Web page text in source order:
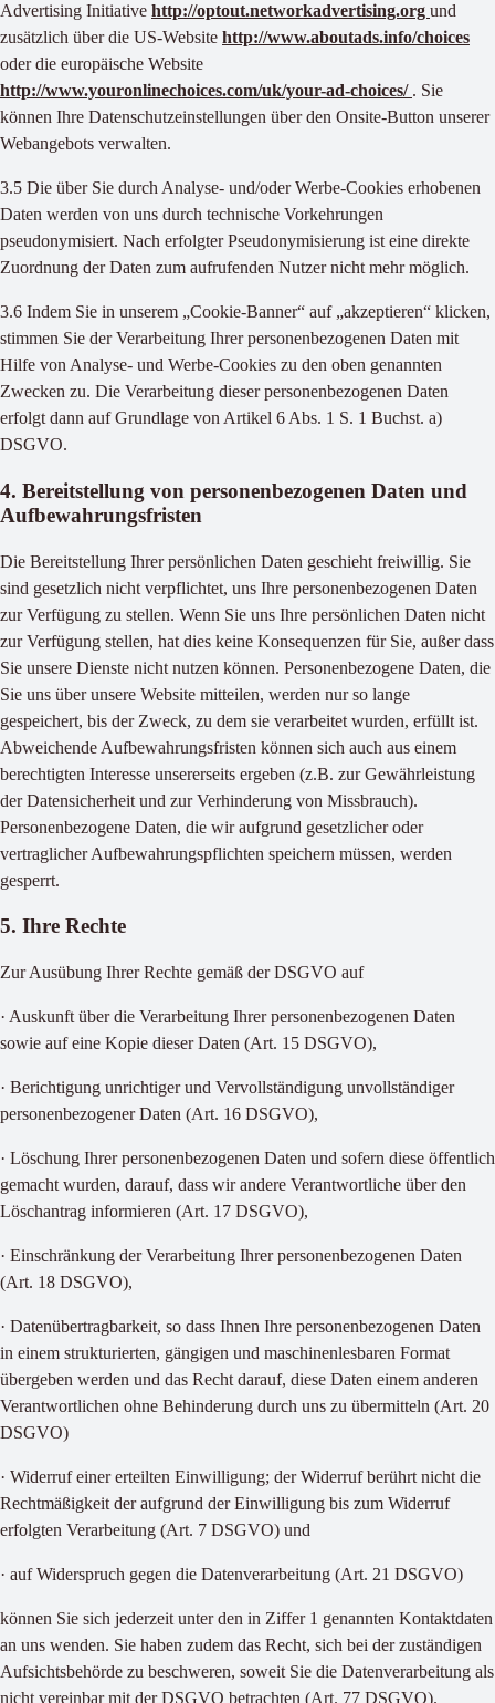
Advertising Initiative http://optout.networkadvertising.org und
zusätzlich über die US-Website http://www.aboutads.info/choices
oder die europäische Website
http://www.youronlinechoices.com/uk/your-ad-choices/ . Sie
können Ihre Datenschutzeinstellungen über den Onsite-Button unserer
Webangebots verwalten.
3.5 Die über Sie durch Analyse- und/oder Werbe-Cookies erhobenen
Daten werden von uns durch technische Vorkehrungen
pseudonymisiert. Nach erfolgter Pseudonymisierung ist eine direkte
Zuordnung der Daten zum aufrufenden Nutzer nicht mehr möglich.
3.6 Indem Sie in unserem „Cookie-Banner“ auf „akzeptieren“ klicken,
stimmen Sie der Verarbeitung Ihrer personenbezogenen Daten mit
Hilfe von Analyse- und Werbe-Cookies zu den oben genannten
Zwecken zu. Die Verarbeitung dieser personenbezogenen Daten
erfolgt dann auf Grundlage von Artikel 6 Abs. 1 S. 1 Buchst. a)
DSGVO.
4. Bereitstellung von personenbezogenen Daten und
Aufbewahrungsfristen
Die Bereitstellung Ihrer persönlichen Daten geschieht freiwillig. Sie
sind gesetzlich nicht verpflichtet, uns Ihre personenbezogenen Daten
zur Verfügung zu stellen. Wenn Sie uns Ihre persönlichen Daten nicht
zur Verfügung stellen, hat dies keine Konsequenzen für Sie, außer dass
Sie unsere Dienste nicht nutzen können. Personenbezogene Daten, die
Sie uns über unsere Website mitteilen, werden nur so lange
gespeichert, bis der Zweck, zu dem sie verarbeitet wurden, erfüllt ist.
Abweichende Aufbewahrungsfristen können sich auch aus einem
berechtigten Interesse unsererseits ergeben (z.B. zur Gewährleistung
der Datensicherheit und zur Verhinderung von Missbrauch).
Personenbezogene Daten, die wir aufgrund gesetzlicher oder
vertraglicher Aufbewahrungspflichten speichern müssen, werden
gesperrt.
5. Ihre Rechte
Zur Ausübung Ihrer Rechte gemäß der DSGVO auf
· Auskunft über die Verarbeitung Ihrer personenbezogenen Daten
sowie auf eine Kopie dieser Daten (Art. 15 DSGVO),
· Berichtigung unrichtiger und Vervollständigung unvollständiger
personenbezogener Daten (Art. 16 DSGVO),
· Löschung Ihrer personenbezogenen Daten und sofern diese öffentlich
gemacht wurden, darauf, dass wir andere Verantwortliche über den
Löschantrag informieren (Art. 17 DSGVO),
· Einschränkung der Verarbeitung Ihrer personenbezogenen Daten
(Art. 18 DSGVO),
· Datenübertragbarkeit, so dass Ihnen Ihre personenbezogenen Daten
in einem strukturierten, gängigen und maschinenlesbaren Format
übergeben werden und das Recht darauf, diese Daten einem anderen
Verantwortlichen ohne Behinderung durch uns zu übermitteln (Art. 20
DSGVO)
· Widerruf einer erteilten Einwilligung; der Widerruf berührt nicht die
Rechtmäßigkeit der aufgrund der Einwilligung bis zum Widerruf
erfolgten Verarbeitung (Art. 7 DSGVO) und
· auf Widerspruch gegen die Datenverarbeitung (Art. 21 DSGVO)
können Sie sich jederzeit unter den in Ziffer 1 genannten Kontaktdaten
an uns wenden. Sie haben zudem das Recht, sich bei der zuständigen
Aufsichtsbehörde zu beschweren, soweit Sie die Datenverarbeitung als
nicht vereinbar mit der DSGVO betrachten (Art. 77 DSGVO).